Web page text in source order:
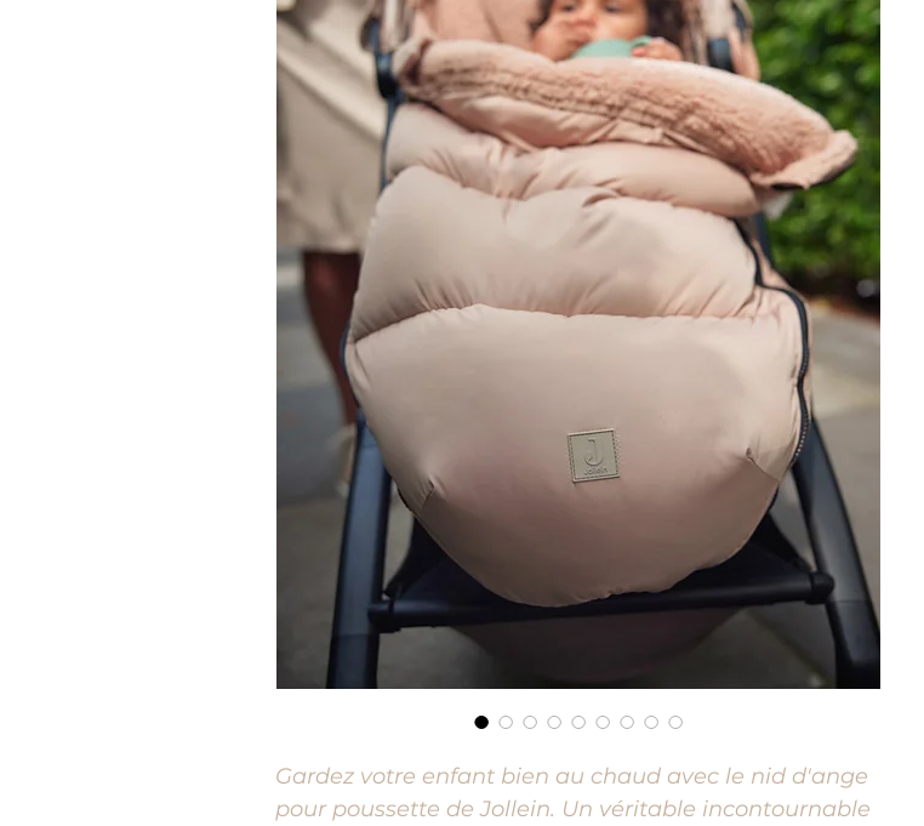
Gardez votre enfant bien au chaud avec le nid d'ange
pour poussette de Jollein. Un véritable incontournable